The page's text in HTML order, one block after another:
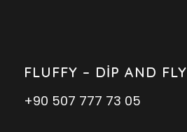
FLUFFY – DIP AND FLY
+90 507 777 73 05